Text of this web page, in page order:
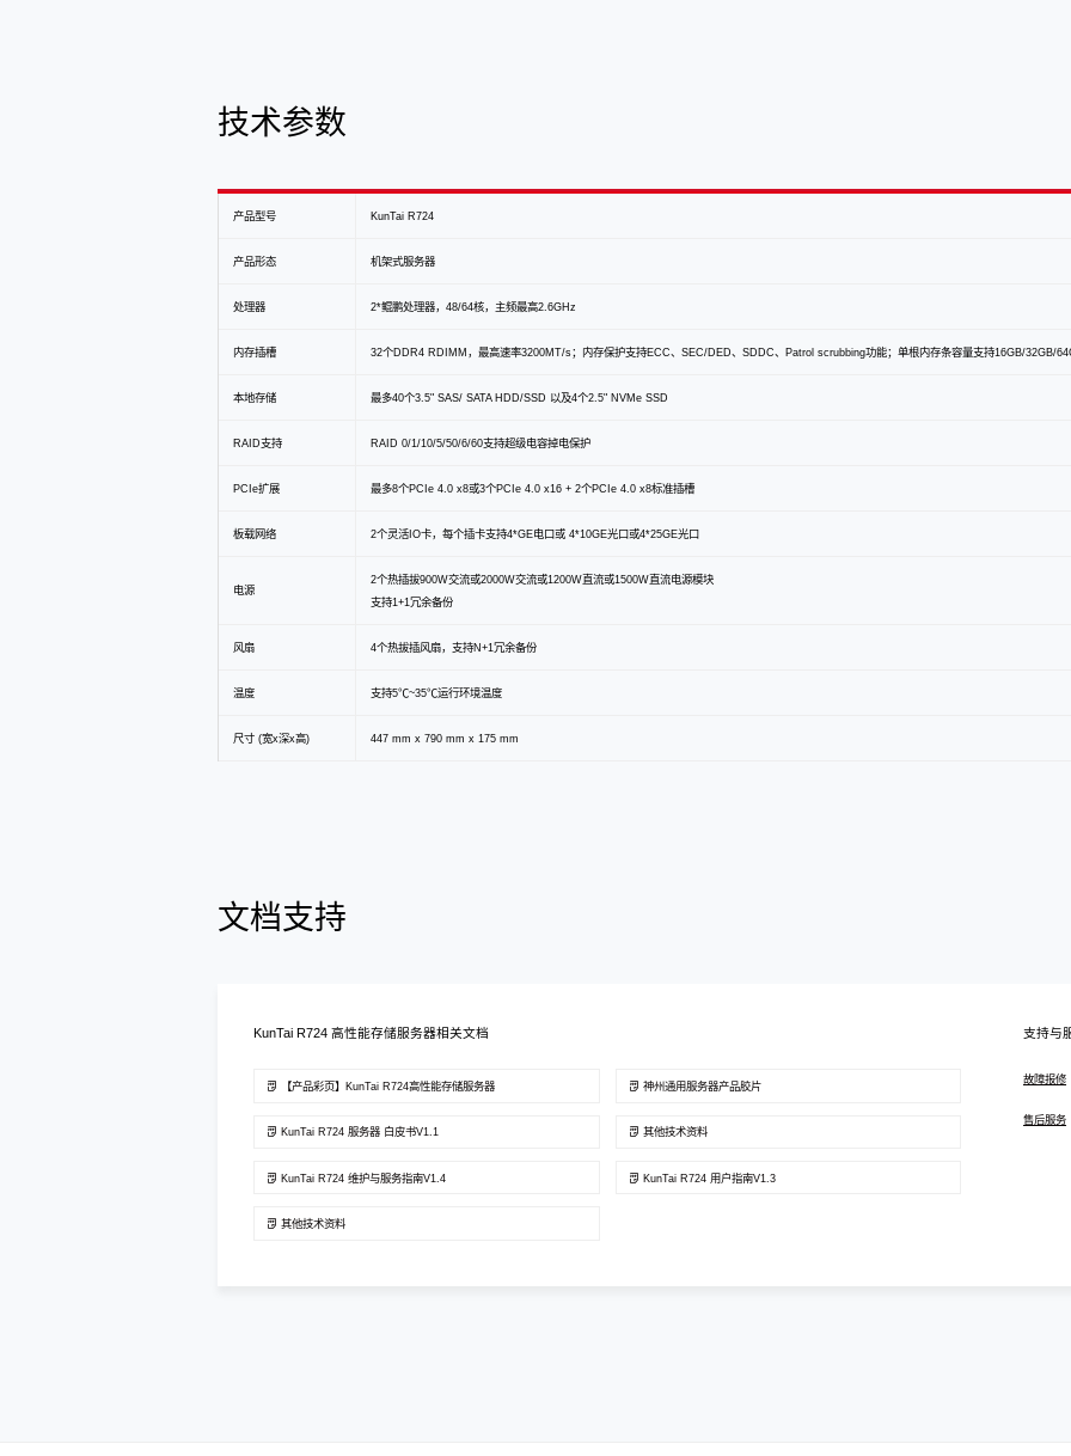
技术参数
产品型号 KunTai R724
产品形态 机架式服务器
处理器 2*鲲鹏处理器，48/64核，主频最高2.6GHz
内存插槽 32个DDR4 RDIMM，最高速率3200MT/s；内存保护支持ECC、SEC/DED、SDDC、Patrol scrubbing功能；单根内存条容量支持16GB/32GB/
本地存储 最多40个3.5" SAS/ SATA HDD/SSD 以及4个2.5" NVMe SSD
RAID支持 RAID 0/1/10/5/50/6/60支持超级电容掉电保护
PCIe扩展 最多8个PCIe 4.0 x8或3个PCIe 4.0 x16 + 2个PCIe 4.0 x8标准插槽
板载网络 2个灵活IO卡，每个插卡支持4*GE电口或 4*10GE光口或4*25GE光口
电源
2个热插拔900W交流或2000W交流或1200W直流或1500W直流电源模块
支持1+1冗余备份
风扇 4个热拔插风扇，支持N+1冗余备份
温度 支持5℃~35℃运行环境温度
尺寸 (宽x深x高) 447 mm x 790 mm x 175 mm
文档支持
KunTai R724 高性能存储服务器相关文档
【产品彩页】KunTai R724高性能存储服务器 神州通用服务器产品胶片
KunTai R724 服务器 白皮书V1.1 其他技术资料
KunTai R724 维护与服务指南V1.4 KunTai R724 用户指南V1.3
其他技术资料
支持与
故障报修
售后服务